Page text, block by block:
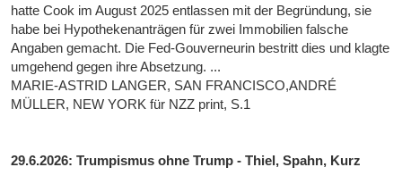
hatte Cook im August 2025 entlassen mit der Begründung, sie
habe bei Hypothekenanträgen für zwei Immobilien falsche
Angaben gemacht. Die Fed-Gouverneurin bestritt dies und klagte
umgehend gegen ihre Absetzung. ...
MARIE-ASTRID LANGER, SAN FRANCISCO,ANDRÉ
MÜLLER, NEW YORK für NZZ print, S.1
29.6.2026: Trumpismus ohne Trump - Thiel, Spahn, Kurz